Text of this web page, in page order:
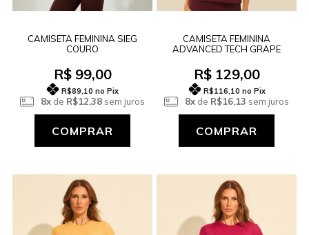
CAMISETA FEMININA SIEG
COURO
R$ 99,00
R$89,10 no Pix
8xde R$12,38sem juros
COMPRAR
CAMISETA FEMININA
ADVANCED TECH GRAPE
R$ 129,00
R$116,10 no Pix
8xde R$16,13 sem juros
COMPRAR